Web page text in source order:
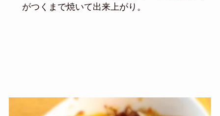
がつくまで焼いて出来上がり。